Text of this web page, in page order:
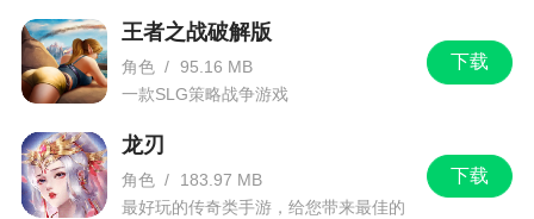
加入，可自由搭配心魄效果
● 新增心魄秘匣强化玩法，通过幸存者玩法获得
心魄秘匣图纸进行强化可以提高队伍属性
● 新增心魄合成玩法，低品质的心魄可以合成高
品质心魄，持续进化不停止
下载
王者之战破解版
角色 / 95.16 MB
一款SLG策略战争游戏
下载
龙刃
角色 /
183.97 MB
最好玩的传奇类手游，给您带来最佳的